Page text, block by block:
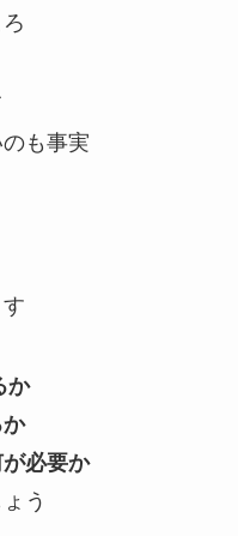
も事実
か
必要か
う